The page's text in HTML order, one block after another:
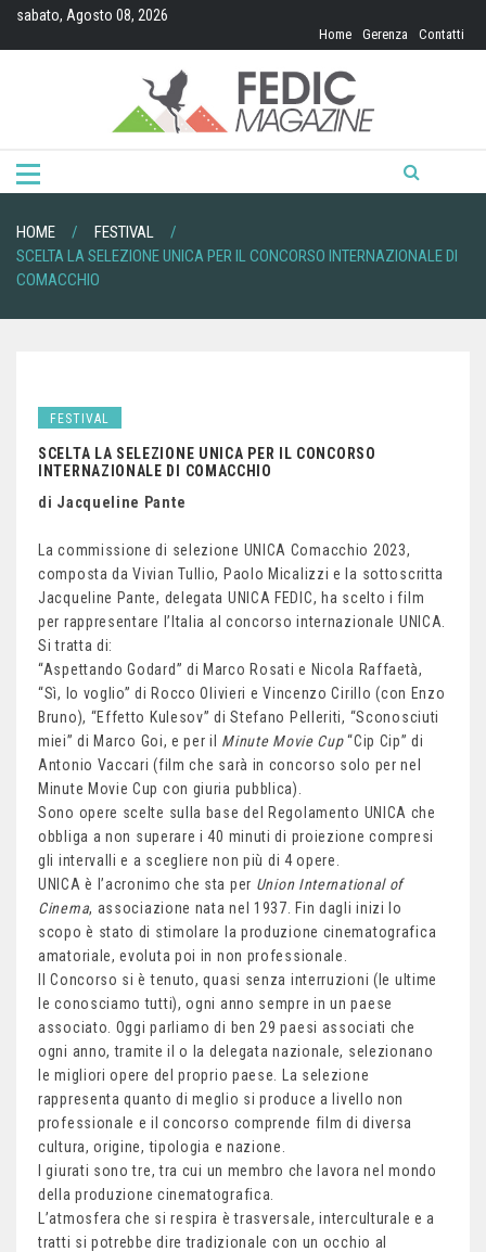
sabato, Agosto 08, 2026
Home Gerenza Contatti
HOME
FESTIVAL
SCELTA LA SELEZIONE UNICA PER IL CONCORSO INTERNAZIONALE DI
COMACCHIO
FESTIVAL
SCELTA LA SELEZIONE UNICA PER IL CONCORSO
INTERNAZIONALE DI COMACCHIO
di Jacqueline Pante
La commissione di selezione UNICA Comacchio 2023,
composta da Vivian Tullio, Paolo Micalizzi e la sottoscritta
Jacqueline Pante, delegata UNICA FEDIC, ha scelto i film
per rappresentare l’Italia al concorso internazionale UNICA.
Si tratta di:
“Aspettando Godard” di Marco Rosati e Nicola Raffaetà,
“Sì, lo voglio” di Rocco Olivieri e Vincenzo Cirillo (con Enzo
Bruno), “Effetto Kulesov” di Stefano Pelleriti, “Sconosciuti
miei” di Marco Goi, e per il Minute Movie Cup“Cip Cip” di
Antonio Vaccari (film che sarà in concorso solo per nel
Minute Movie Cup con giuria pubblica).
Sono opere scelte sulla base del Regolamento UNICA che
obbliga a non superare i 40 minuti di proiezione compresi
gli intervalli e a scegliere non più di 4 opere.
UNICA è l’acronimo che sta per Union International of
Cinema, associazione nata nel 1937. Fin dagli inizi lo
scopo è stato di stimolare la produzione cinematografica
amatoriale, evoluta poi in non professionale.
Il Concorso si è tenuto, quasi senza interruzioni (le ultime
le conosciamo tutti), ogni anno sempre in un paese
associato. Oggi parliamo di ben 29 paesi associati che
ogni anno, tramite il o la delegata nazionale, selezionano
le migliori opere del proprio paese. La selezione
rappresenta quanto di meglio si produce a livello non
professionale e il concorso comprende film di diversa
cultura, origine, tipologia e nazione.
I giurati sono tre, tra cui un membro che lavora nel mondo
della produzione cinematografica.
L’atmosfera che si respira è trasversale, interculturale e a
tratti si potrebbe dire tradizionale con un occhio al